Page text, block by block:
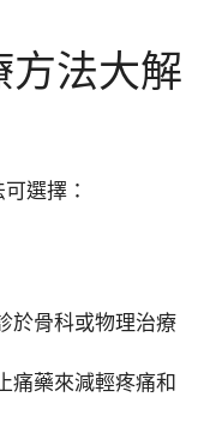
方法大解
選擇：
於骨科或物理治療
痛藥來減輕疼痛和